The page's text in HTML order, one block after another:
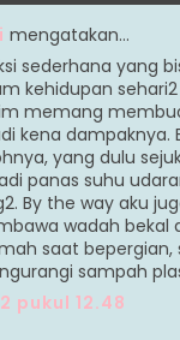
mengatakan…
sederhana yang
kehidupan sehari2
memang
kena dampaknya.
yang dulu
panas suhu
By the way aku
wadah bekal
saat bepergian,
sampah
pukul 12.48